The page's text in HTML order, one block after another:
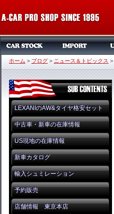
ホーム > ブログ > ニュース＆トピックス >
LEXANIのAW&タイヤ格安セット
中古車・新車の在庫情報
US現地の在庫情報
新車カタログ
輸入シュミレーション
予約販売
店舗情報 東京本店